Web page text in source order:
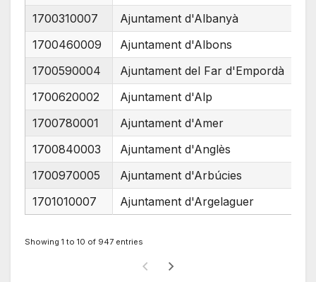
1700310007
Ajuntament d'Albanyà
1700460009
Ajuntament d'Albons
1700590004
Ajuntament del Far d'Empordà
1700620002
Ajuntament d'Alp
1700780001
Ajuntament d'Amer
1700840003
Ajuntament d'Anglès
1700970005
Ajuntament d'Arbúcies
1701010007
Ajuntament d'Argelaguer
Showing 1 to 10 of 947 entries